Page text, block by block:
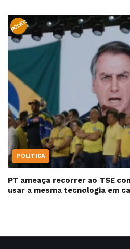
PODER
POLÍTICA
PT ameaça recorrer ao TSE
usar a mesma tecnologia em